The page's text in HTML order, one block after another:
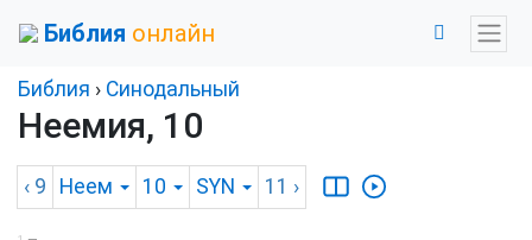
Библия онлайн
Библия › Синодальный
Неемия, 10
‹ 9 Неем 10 SYN 11 ›